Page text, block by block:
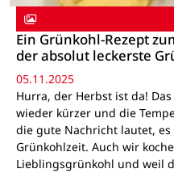
Ein Grünkohl-Rezept
der absolut leckerste
05.11.2025
Hurra, der Herbst ist da!
wieder kürzer und die
die gute Nachricht lautet,
Grünkohlzeit. Auch wir
Lieblingsgrünkohl und weil